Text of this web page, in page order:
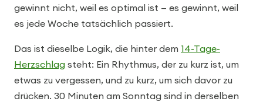
gewinnt nicht, weil es optimal ist — es gewinnt, weil
es jede Woche tatsächlich passiert.
Das ist dieselbe Logik, die hinter dem 14-Tage-
Herzschlag steht: Ein Rhythmus, der zu kurz ist, um
etwas zu vergessen, und zu kurz, um sich davor zu
drücken. 30 Minuten am Sonntag sind in derselben